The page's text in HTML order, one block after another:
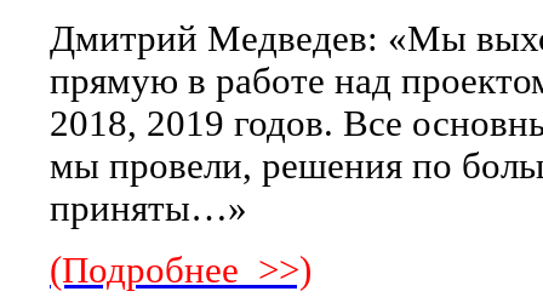
Дмитрий Медведев: «Мы
прямую в работе над
2018, 2019 годов. Все
мы провели, решения по
приняты…»
(Подробнее >>)